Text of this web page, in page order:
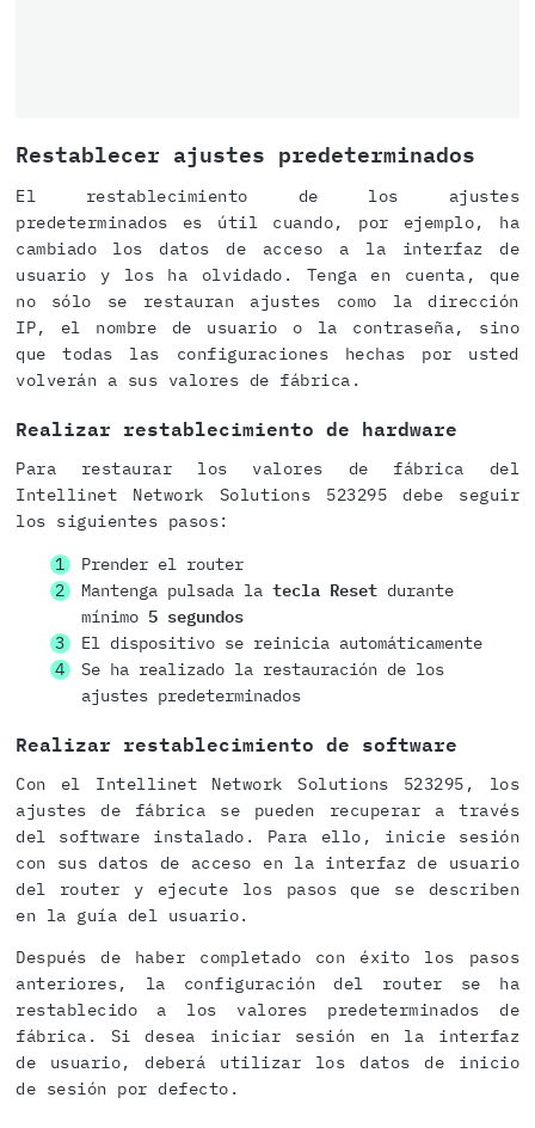
Restablecer ajustes predeterminados
El restablecimiento de los ajustes
predeterminados es útil cuando, por ejemplo, ha
cambiado los datos de acceso a la interfaz de
usuario y los ha olvidado. Tenga en cuenta, que
no sólo se restauran ajustes como la dirección
IP, el nombre de usuario o la contraseña, sino
que todas las configuraciones hechas por usted
volverán a sus valores de fábrica.
Realizar restablecimiento de hardware
Para restaurar los valores de fábrica del
Intellinet Network Solutions 523295 debe seguir
los siguientes pasos:
Prender el router
Mantenga pulsada la tecla Resetdurante
mínimo 5 segundos
El dispositivo se reinicia automáticamente
Se ha realizado la restauración de los
ajustes predeterminados
Realizar restablecimiento de software
Con el Intellinet Network Solutions 523295, los
ajustes de fábrica se pueden recuperar a través
del software instalado. Para ello, inicie sesión
con sus datos de acceso en la interfaz de usuario
del router y ejecute los pasos que se describen
en la guía del usuario.
Después de haber completado con éxito los pasos
anteriores, la configuración del router se ha
restablecido a los valores predeterminados de
fábrica. Si desea iniciar sesión en la interfaz
de usuario, deberá utilizar los datos de inicio
de sesión por defecto.